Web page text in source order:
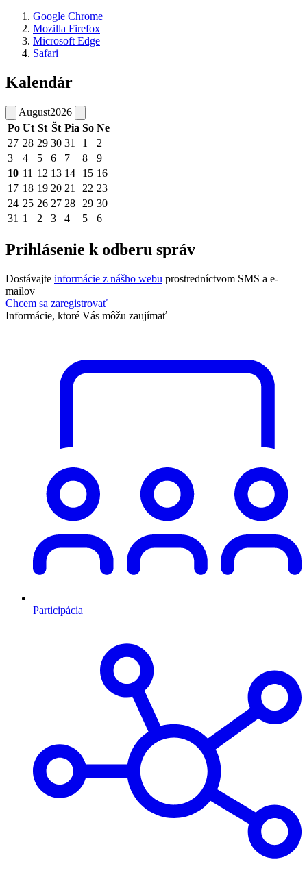
Google Chrome
Mozilla Firefox
Microsoft Edge
Safari
Kalendár
August2026
Po Ut St Št Pia So Ne
27 28 29 30 31 1
2
3
4 5 6 7 8
9
10 11 12 13 14 15 16
17 18 19 20 21 22 23
24 25 26 27 28 29 30
31 1 2 3 4 5 6
Prihlásenie k odberu správ
Dostávajte informácie z nášho webu prostredníctvom SMS a e-
mailov
Chcem sa zaregistrovať
Informácie, ktoré Vás môžu zaujímať
Participácia